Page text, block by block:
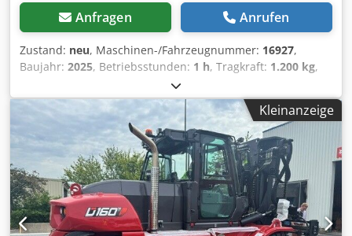
Anfragen Anrufen
Zustand: neu, Maschinen-/Fahrzeugnummer: 16927,
Baujahr: 2025, Betriebsstunden: 1 h, Tragkraft: 1.200 kg,
, Lastschwerpunkt:
Kraftstofftyp:elektrisch, Masttyp:Simplex, Bauhöhe:2.280
, Batteriespannung:24 V, Gabellänge:1.150 mm
Gesamtgewicht:576 kg, 5108763 Seriennummer: OBWNL-
003130 Batteriedaten: 24 V, 60 Ah Dcodeyv S Rmspfx Amrsk
Kleinanzeige